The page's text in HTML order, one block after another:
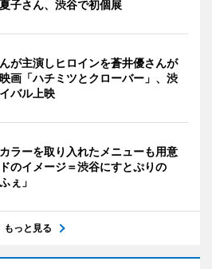
子さん、渋谷で初個展
が主演しヒロインを蒼井優さんが
画「ハチミツとクローバー」、渋
バル上映
ラーを取り入れたメニューも用意
のイメージ＝渋谷にすとぷりの
ぇ」
もっと見る